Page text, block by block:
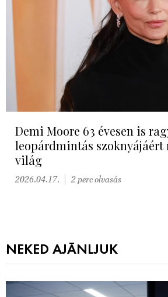
Demi Moore 63 évesen is
leopárdmintás szoknyájáért
világ
2026.04.17. 2 perc olvasás
NEKED AJÁNLJUK